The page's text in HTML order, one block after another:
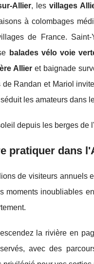
Allier, lesvillages
à colombages
de France. Saint-
balades vélo voie
Allieret baignade
Randan et Mariol
séduit les amateurs dans
depuis les berges
pratiquer dans
de visiteurs annuels
moments inoubliables
la rivière en
avec des